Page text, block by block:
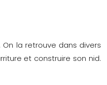
la retrouve dans divers
et construire son nid.